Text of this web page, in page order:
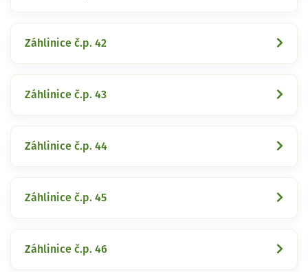
Záhlinice č.p. 42
Záhlinice č.p. 43
Záhlinice č.p. 44
Záhlinice č.p. 45
Záhlinice č.p. 46